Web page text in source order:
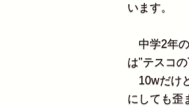
います。
中学2年の
は"テスコ
10wだけ
にしても歪